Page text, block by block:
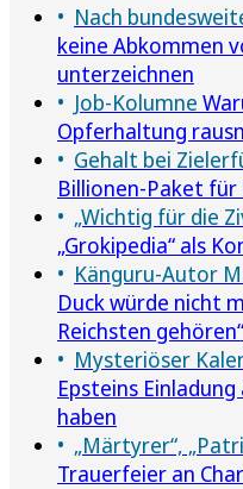
Nach
keine Abkommen
unterzeichnen
Job-Kolumne
Opferhaltung
Gehalt bei
Billionen-Paket für
„Wichtig für die
„Grokipedia“ als
Känguru-Autor
Duck würde nicht
Reichsten gehören“
Mysteriöser
Epsteins
haben
„Märtyrer“,
Trauerfeier an